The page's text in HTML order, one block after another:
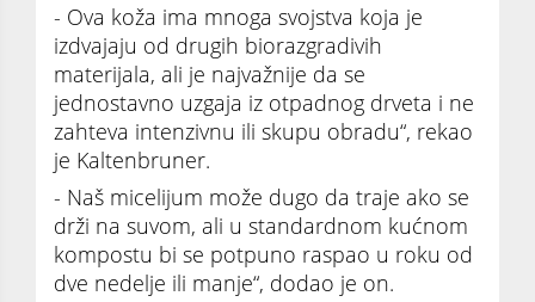
- Ova koža ima mnoga svojstva koja je
izdvajaju od drugih biorazgradivih
materijala, ali je najvažnije da se
jednostavno uzgaja iz otpadnog drveta i ne
zahteva intenzivnu ili skupu obradu“, rekao
je Kaltenbruner.
- Naš micelijum može dugo da traje ako se
drži na suvom, ali u standardnom kućnom
kompostu bi se potpuno raspao u roku od
dve nedelje ili manje“, dodao je on.